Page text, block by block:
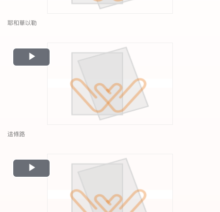
耶和華以勒
Play
Video
這條路
Play
Video